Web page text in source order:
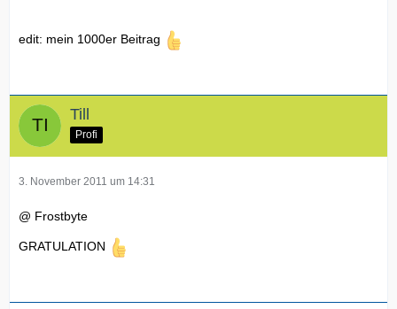
edit: mein 1000er Beitrag
Till
Profi
3. November 2011 um 14:31
@ Frostbyte
GRATULATION